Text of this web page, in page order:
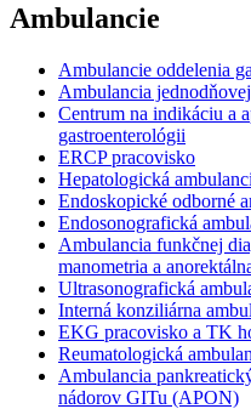
Ambulancie
Ambulancie oddelenia
Ambulancia
Centrum na indikáciu a
gastroenterológii
ERCP pracovisko
Hepatologická
Endoskopické odborné
Endosonografická
Ambulancia funkčnej
manometria a
Ultrasonografická
Interná konziliárna
EKG pracovisko a TK
Reumatologická
Ambulancia
nádorov GITu (APON)